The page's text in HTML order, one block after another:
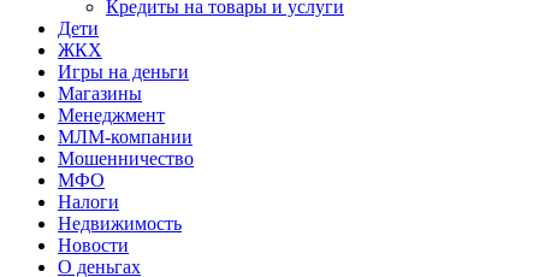
Кредиты на товары и услуги
Дети
ЖКХ
Игры на деньги
Магазины
Менеджмент
МЛМ-компании
Мошенничество
МФО
Налоги
Недвижимость
Новости
О деньгах